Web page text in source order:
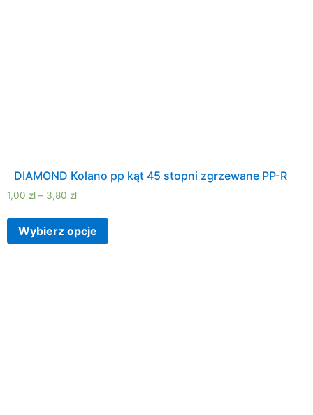
DIAMOND Kolano pp kąt 45 stopni zgrzewane PP-R
1,00 zł – 3,80 zł
Wybierz opcje